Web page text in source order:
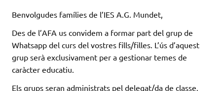
Benvolgudes famílies de l’IES A.G. Mundet,
Des de l’AFA us convidem a formar part del grup de
Whatsapp del curs del vostres fills/filles. L’ús d’aquest
grup serà exclusivament per a gestionar temes de
caràcter educatiu.
Els grups seran administrats pel delegat/da de classe.